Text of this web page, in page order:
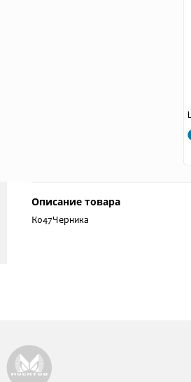
Описание товара
К047Черника